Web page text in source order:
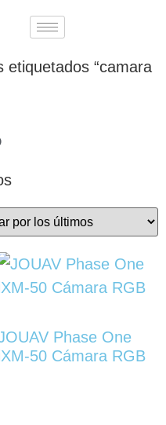
etiquetados “camara
Phase One
50 Cámara RGB